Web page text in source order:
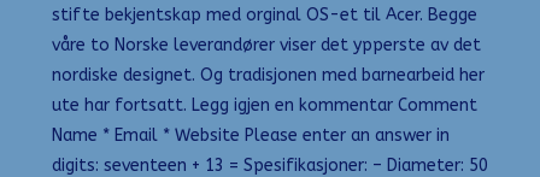
stifte bekjentskap med orginal OS-et til Acer. Begge
våre to Norske leverandører viser det ypperste av det
nordiske designet. Og tradisjonen med barnearbeid her
ute har fortsatt. Legg igjen en kommentar Comment
Name * Email * Website Please enter an answer in
digits: seventeen + 13 = Spesifikasjoner: – Diameter: 50